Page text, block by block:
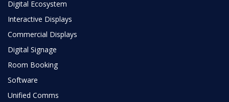
Digital Ecosystem
Interactive Displays
Commercial Displays
Digital Signage
Room Booking
Software
Unified Comms